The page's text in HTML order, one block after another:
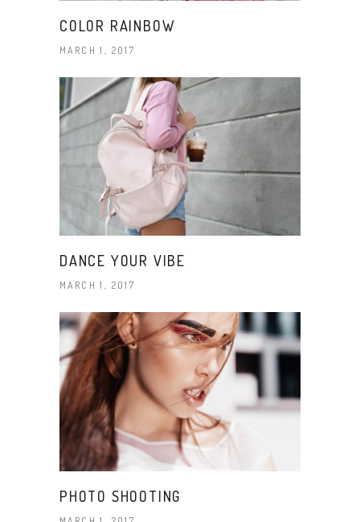
COLOR RAINBOW
MARCH 1, 2017
DANCE YOUR VIBE
MARCH 1, 2017
PHOTO SHOOTING